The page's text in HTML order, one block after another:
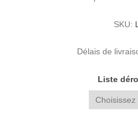
SKU:
Délais de
Liste